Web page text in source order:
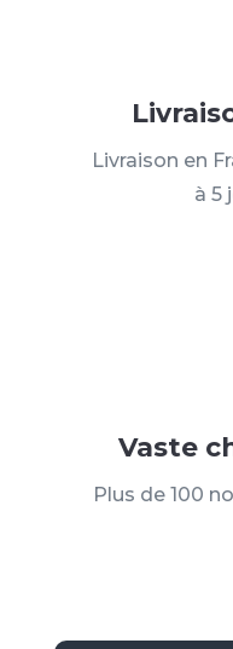
Livraison en
à 5
Vaste
Plus de 100